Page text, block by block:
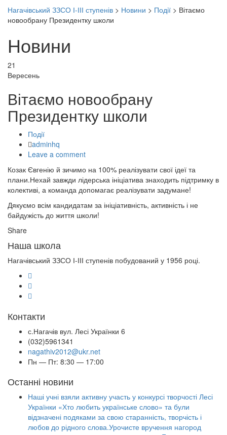
Нагачівський ЗЗСО І-ІІІ ступенів > Новини > Події > Вітаємо
новообрану Президентку школи
Новини
21
Вересень
Вітаємо новообрану
Президентку школи
Події
Author
adminhq
Leave a comment
Козак Євгенію й зичимо на 100% реалізувати свої ідеї та
плани.Нехай завжди лідерська ініціатива знаходить підтримку в
колективі, а команда допомагає реалізувати задумане!
Дякуємо всім кандидатам за ініціативність, активність і не
байдужість до життя школи!
Share
Наша школа
Нагачівський ЗЗСО І-ІІІ ступенів побудований у 1956 році.
Контакти
с.Нагачів вул. Лесі Українки 6
(032)5961341
nagathiv2012@ukr.net
Пн — Пт: 8:30 — 17:00
Останні новини
Наші учні взяли активну участь у конкурсі творчості Лесі
Українки «Хто любить українське слово» та були
відзначені подяками за свою старанність, творчість і
любов до рідного слова.Урочисте вручення нагород